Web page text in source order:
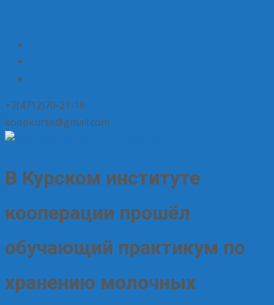
+7(4712)70-21-18
koopkursk@gmail.com
В Курском институте
кооперации прошёл
обучающий практикум по
хранению молочных